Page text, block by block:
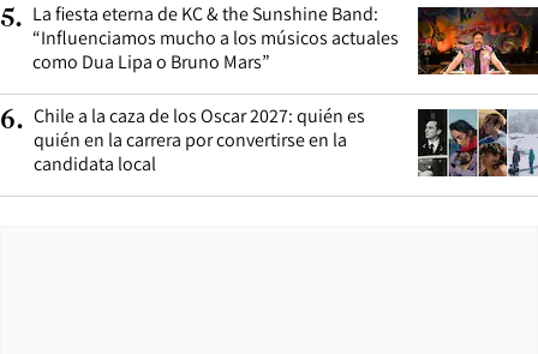
5. La fiesta eterna de KC & the Sunshine Band:
“Influenciamos mucho a los músicos actuales
como Dua Lipa o Bruno Mars”
6. Chile a la caza de los Oscar 2027: quién es
quién en la carrera por convertirse en la
candidata local